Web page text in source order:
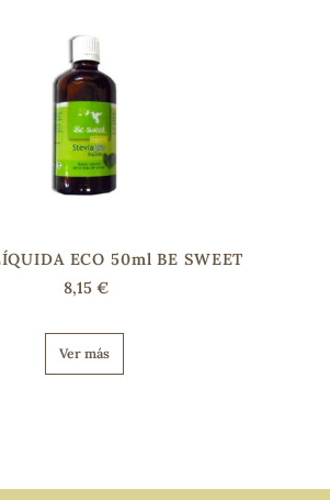
ECO 50ml BE SWEET
8,15 €
Ver más